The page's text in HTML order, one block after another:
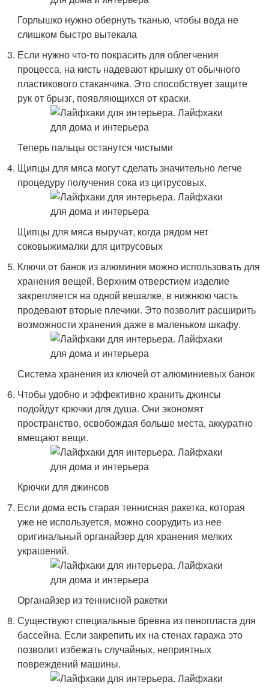
Горлышко нужно обернуть тканью, чтобы вода не
слишком быстро вытекала
Если нужно что-то покрасить для облегчения
процесса, на кисть надевают крышку от обычного
пластикового стаканчика. Это способствует защите
рук от брызг, появляющихся от краски.
Теперь пальцы останутся чистыми
Щипцы для мяса могут сделать значительно легче
процедуру получения сока из цитрусовых.
Щипцы для мяса выручат, когда рядом нет
соковыжималки для цитрусовых
Ключи от банок из алюминия можно использовать для
хранения вещей. Верхним отверстием изделие
закрепляется на одной вешалке, в нижнюю часть
продевают вторые плечики. Это позволит расширить
возможности хранения даже в маленьком шкафу.
Система хранения из ключей от алюминиевых банок
Чтобы удобно и эффективно хранить джинсы
подойдут крючки для душа. Они экономят
пространство, освобождая больше места, аккуратно
вмещают вещи.
Крючки для джинсов
Если дома есть старая теннисная ракетка, которая
уже не используется, можно соорудить из нее
оригинальный органайзер для хранения мелких
украшений.
Органайзер из теннисной ракетки
Существуют специальные бревна из пенопласта для
бассейна. Если закрепить их на стенах гаража это
позволит избежать случайных, неприятных
повреждений машины.